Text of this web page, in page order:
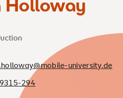
Holloway
university.de
294